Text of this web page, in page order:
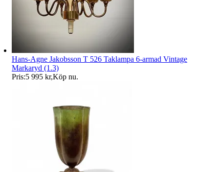
Hans-Agne Jakobsson T 526 Taklampa 6-armad Vintage
Markaryd (1.3)
Pris:5 995 kr,Köp nu.